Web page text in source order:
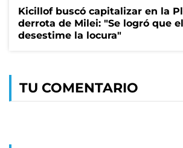
Kicillof buscó capitalizar en la
derrota de Milei: "Se logró que
desestime la locura"
TU COMENTARIO